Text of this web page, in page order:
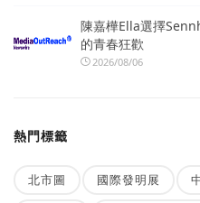
陳嘉樺Ella選擇
的青春狂歡
2026/08/06
熱門標籤
北市圖 國際發明展